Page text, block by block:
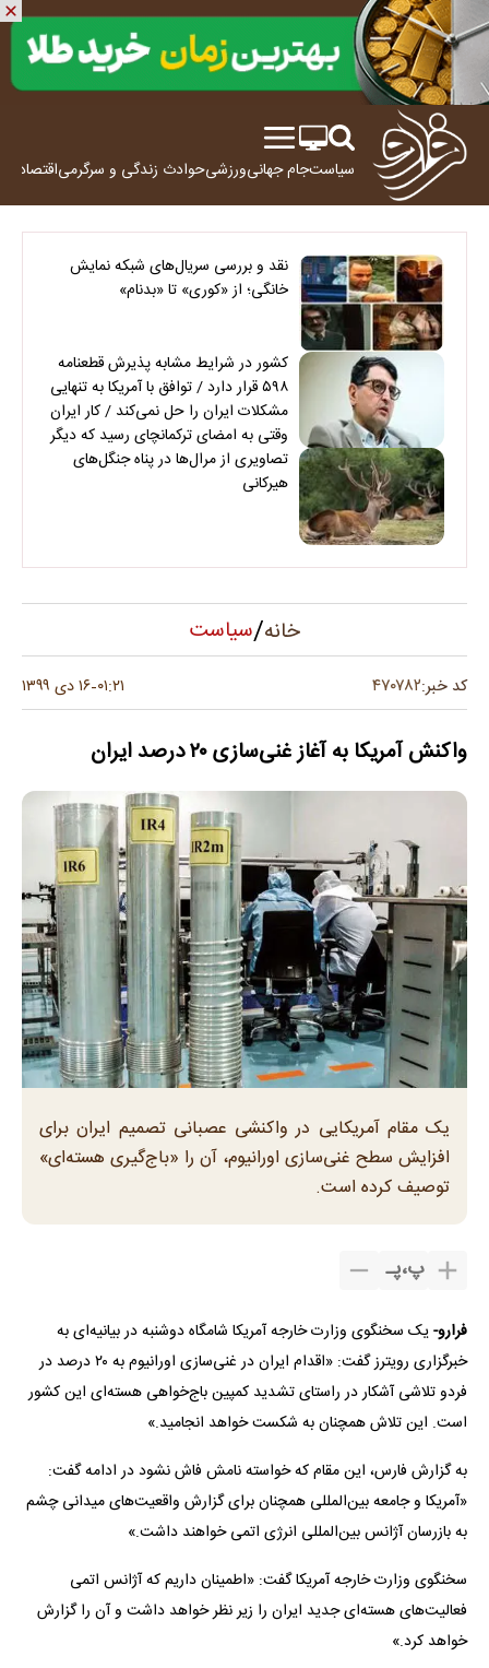
سیاستجام جهانیورزشیحوادث زندگی و سرگرمیاقتصاد
نقد و بررسی سریال‌های شبکه نمایش
خانگی؛ از «کوری» تا «بدنام»
کشور در شرایط مشابه پذیرش قطعنامه
۵۹۸ قرار دارد / توافق با آمریکا به تنهایی
مشکلات ایران را حل نمی‌کند / کار ایران
وقتی به امضای ترکمانچای رسید که دیگر
چاره‌ای نبود
تصاویری از مرال‌ها در پناه جنگل‌های
هیرکانی
خانه/سیاست
کد خبر:۴۷۰۷۸۲ ۰۱:۲۱-۱۶ دی ۱۳۹۹
واکنش آمریکا به آغاز غنی‌سازی ۲۰ درصد ایران
یک مقام آمریکایی در واکنشی عصبانی تصمیم ایران برای
افزایش سطح غنی‌سازی اورانیوم، آن را «باج‌گیری هسته‌ای»
توصیف کرده است.
پ،پـ
فرارو-یک سخنگوی وزارت خارجه آمریکا شامگاه دوشنبه در بیانیه‌ای به
خبرگزاری رویترز گفت: «اقدام ایران در غنی‌سازی اورانیوم به ۲۰ درصد در
فردو تلاشی آشکار در راستای تشدید کمپین باج‌خواهی هسته‌ای این کشور
است. این تلاش همچنان به شکست خواهد انجامید.»
به گزارش فارس، این مقام که خواسته نامش فاش نشود در ادامه گفت:
«آمریکا و جامعه بین‌المللی همچنان برای گزارش واقعیت‌های میدانی چشم
به بازرسان آژانس بین‌المللی انرژی اتمی خواهند داشت.»
سخنگوی وزارت خارجه آمریکا گفت: «اطمینان داریم که آژانس اتمی
فعالیت‌های هسته‌ای جدید ایران را زیر نظر خواهد داشت و آن را گزارش
خواهد کرد.»